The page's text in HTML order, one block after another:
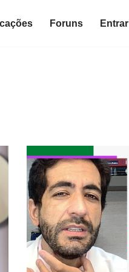
Foruns Entrar